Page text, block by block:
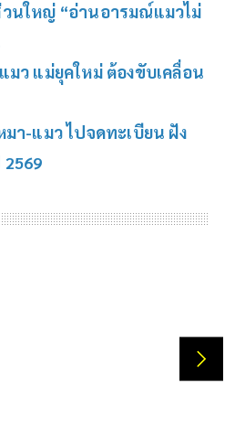
นใหญ่ “อ่านอารมณ์แมวไม่
มว แม่ยุคใหม่ ต้องขับเคลื่อน
า-แมว ไปจดทะเบียน ฝัง